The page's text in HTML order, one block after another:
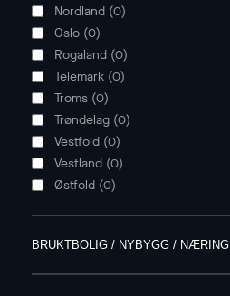
Nordland (0)
Oslo (0)
Rogaland (0)
Telemark (0)
Troms (0)
Trøndelag (0)
Vestfold (0)
Vestland (0)
Østfold (0)
BRUKTBOLIG / NYBYGG / NÆRING